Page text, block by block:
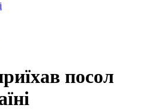
посол